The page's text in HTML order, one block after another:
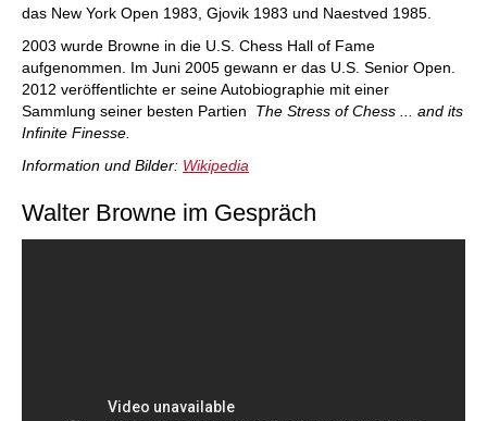
das New York Open 1983, Gjovik 1983 und Naestved 1985.
2003 wurde Browne in die U.S. Chess Hall of Fame
aufgenommen. Im Juni 2005 gewann er das U.S. Senior Open.
2012 veröffentlichte er seine Autobiographie mit einer
Sammlung seiner besten Partien The Stress of Chess ... and its
Infinite Finesse.
Information und Bilder: Wikipedia
Walter Browne im Gespräch